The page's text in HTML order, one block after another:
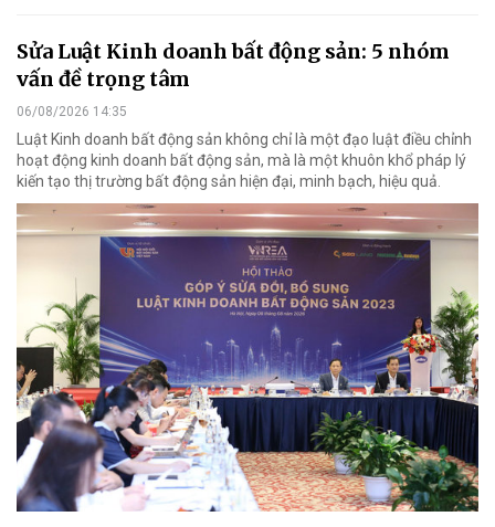
Sửa Luật Kinh doanh bất động sản: 5 nhóm
vấn đề trọng tâm
06/08/2026 14:35
Luật Kinh doanh bất động sản không chỉ là một đạo luật điều chỉnh
hoạt động kinh doanh bất động sản, mà là một khuôn khổ pháp lý
kiến tạo thị trường bất động sản hiện đại, minh bạch, hiệu quả.